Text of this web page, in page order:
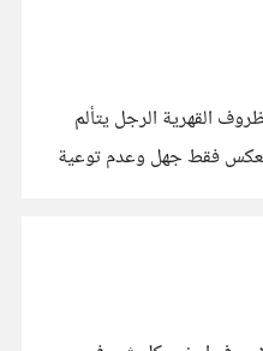
القهرية الرجل يتألم
فقط جهل وعدم توعية